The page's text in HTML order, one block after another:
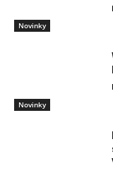
Novinky
Novinky